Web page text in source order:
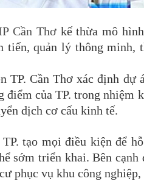
Cần Thơkế thừa mô
tiến, quản lý thông
TP. Cần Thơ xác định dự
điểm của TP. trong nhiệm
dịch cơ cấu kinh tế.
tạo mọi điều kiện để
sớm triển khai. Bên
phục vụ khu công nghiệp,